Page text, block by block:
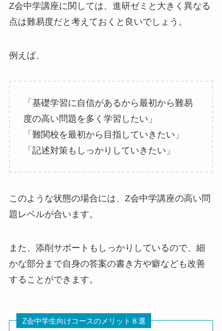
Z会中学講座に関しては、進研ゼミと大きく異なる
点は難易度だと考えておくと良いでしょう。
例えば、
「基礎学習に自信があるから最初から難易
度の高い問題を多く学習したい」
「難関校を最初から目指していきたい」
「記述対策もしっかりしていきたい」
このような状態の場合には、Z会中学講座の高い問
題レベルが合います。
また、添削サポートもしっかりしているので、細
かな部分まで自身の答案の書き方や癖なども改善
することができます。
Z会中学生向けコースのメリット８選